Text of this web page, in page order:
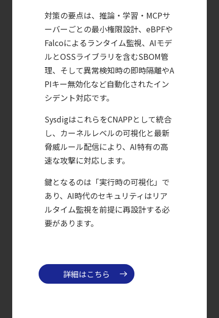
CNAPP選定ガイド
｜
計画フェーズで失敗しない統合プラットフォ
【ブログ】
セキュリティブリーフィング：
2026年6月
CTEMとは何か｜
攻撃者視点でクラウドの弱点を可視化する新
【お知らせ】
ブログを更新しました
【お知らせ】
ブログを更新しました
【ブログ】
CWPP（Cloud
Platform）とは？
クラウドワークロードを守る最新セキュリテ
対策の要点は、推論・学習・MCPサ
ーバーごとの最小権限設計、eBPFや
Falcoによるランタイム監視、AIモデ
ルとOSSライブラリを含むSBOM管
理、そして異常検知時の即時隔離やA
PIキー無効化など自動化されたイン
シデント対応です。
SysdigはこれらをCNAPPとして統合
し、カーネルレベルの可視化と最新
脅威ルール配信により、AI特有の高
速な攻撃に対応します。
鍵となるのは「実行時の可視化」で
あり、AI時代のセキュリティはリア
ルタイム監視を前提に再設計する必
要があります。
詳細はこちら